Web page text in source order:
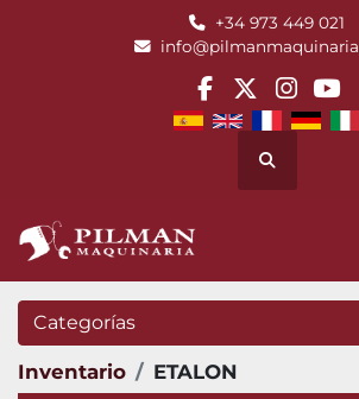
+34 973 449 021
facebook
twitter
Buscar
Categorías
Inventario ETALON